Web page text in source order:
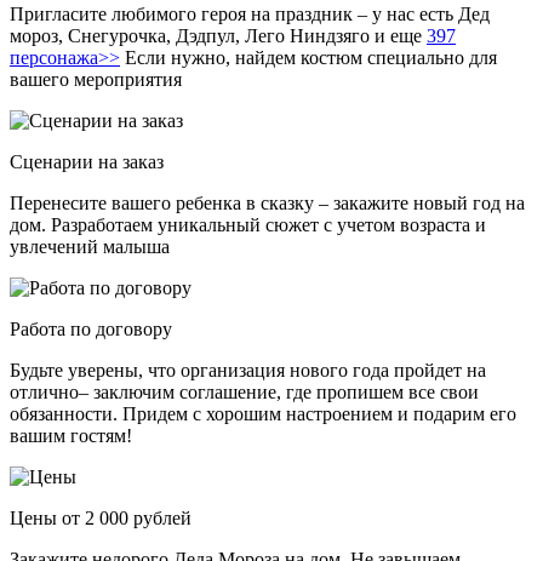
Пригласите любимого героя на праздник – у нас есть Дед
мороз, Снегурочка, Дэдпул, Лего Ниндзяго и еще 397
персонажа>> Если нужно, найдем костюм специально для
вашего мероприятия
Сценарии на заказ
Перенесите вашего ребенка в сказку – закажите новый год на
дом. Разработаем уникальный сюжет с учетом возраста и
увлечений малыша
Работа по договору
Будьте уверены, что организация нового года пройдет на
отлично– заключим соглашение, где пропишем все свои
обязанности. Придем с хорошим настроением и подарим его
вашим гостям!
Цены от 2 000 рублей